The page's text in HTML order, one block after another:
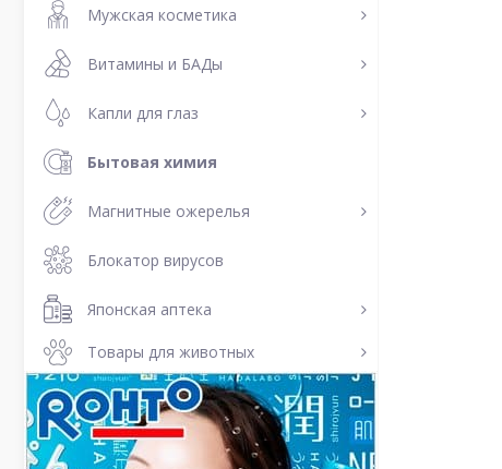
Мужская косметика
Витамины и БАДы
Капли для глаз
Бытовая химия
Магнитные ожерелья
Блокатор вирусов
Японская аптека
Товары для животных